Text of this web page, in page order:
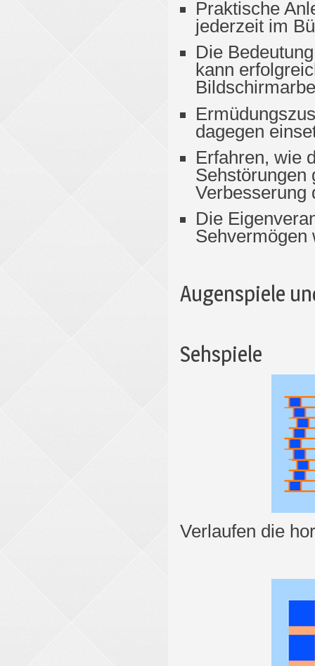
Praktische
jederzeit im
Die
kann
dagegen
Erfahren, wie
Sehstörungen
Verbesserung
Die
Sehvermögen
Augenspiele
Sehspiele
Verlaufen die